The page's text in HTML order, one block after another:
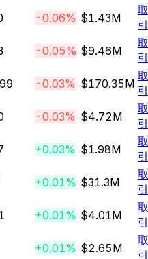
-0.06% $1.43M
取
引
-0.05% $9.46M
取
引
-0.03% $170.35M
取
引
-0.03% $4.72M
取
引
+0.03% $1.98M
取
引
+0.01% $31.3M
取
引
+0.01% $4.01M
取
引
+0.01% $2.65M
取
引